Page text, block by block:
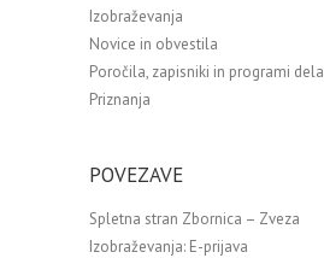
Izobraževanja
Novice in obvestila
Poročila, zapisniki in programi dela
Priznanja
POVEZAVE
Spletna stran Zbornica – Zveza
Izobraževanja: E-prijava